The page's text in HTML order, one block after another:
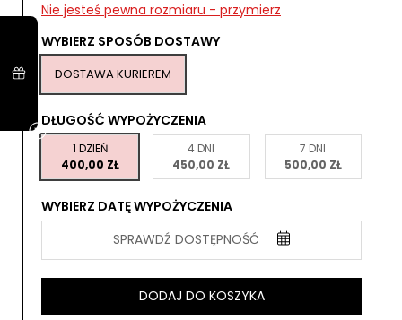
Nie jesteś pewna rozmiaru - przymierz
WYBIERZ SPOSÓB DOSTAWY
DOSTAWA KURIEREM
DŁUGOŚĆ WYPOŻYCZENIA
1 DZIEŃ
400,00 ZŁ
4 DNI
450,00 ZŁ
7 DNI
500,00 ZŁ
WYBIERZ DATĘ WYPOŻYCZENIA
SPRAWDŹ DOSTĘPNOŚĆ
DODAJ DO KOSZYKA